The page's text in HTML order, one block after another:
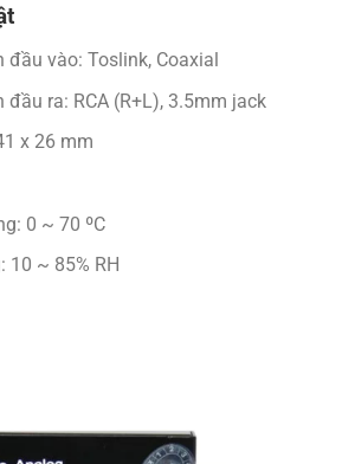
vào: Toslink, Coaxial
ra: RCA (R+L), 3.5mm jack
x 26 mm
0 ~ 70 ºC
~ 85% RH